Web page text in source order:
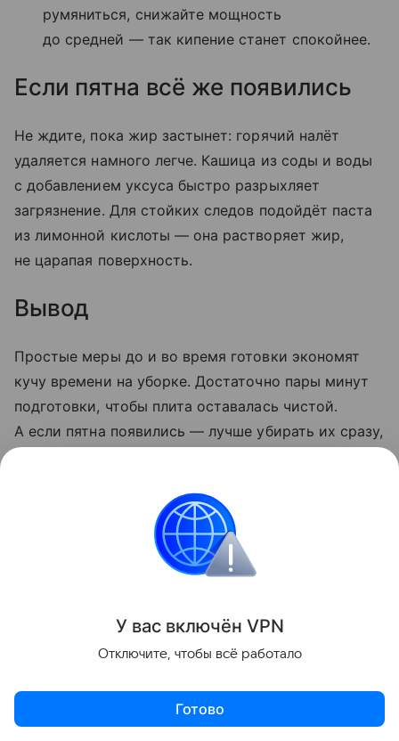
румяниться, снижайте мощность
до средней — так кипение станет спокойнее.
Если пятна всё же появились
Не ждите, пока жир застынет: горячий налёт
удаляется намного легче. Кашица из соды и воды
с добавлением уксуса быстро разрыхляет
загрязнение. Для стойких следов подойдёт паста
из лимонной кислоты — она растворяет жир,
не царапая поверхность.
Вывод
Простые меры до и во время готовки экономят
кучу времени на уборке. Достаточно пары минут
подготовки, чтобы плита оставалась чистой.
А если пятна появились — лучше убирать их сразу,
Актуальное Топ дня Видео Приложение
У вас включён VPN
Отключите, чтобы всё работало
Готово